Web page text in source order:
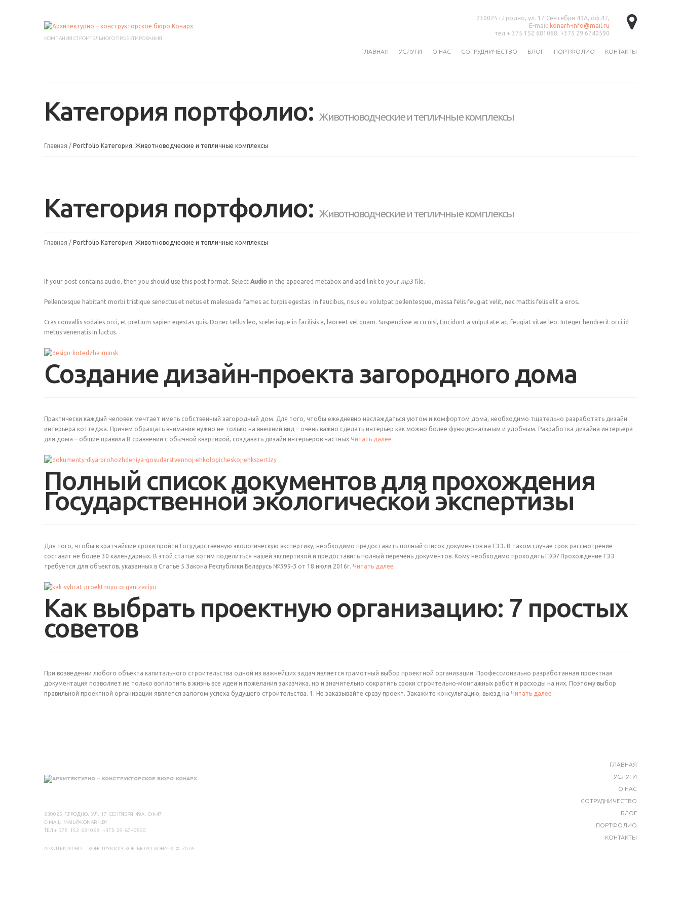
КОМПАНИЯ СТРОИТЕЛЬНОГО ПРОЕКТИРОВАНИЯ
230025 г.Гродно, ул. 17 Сентября 49А, оф.47,
E-mail: konarh-info@mail.ru
тел.+ 375 152 681068; +375 29 6740590
ГЛАВНАЯ УСЛУГИ О НАС СОТРУДНИЧЕСТВО БЛОГ ПОРТФОЛИО КОНТАКТЫ
Категория портфолио: Животноводческие и тепличные комплексы
Главная Portfolio Категория: Животноводческие и тепличные комплексы
Категория портфолио: Животноводческие и тепличные комплексы
Главная Portfolio Категория: Животноводческие и тепличные комплексы
If your post contains audio, then you should use this post format. Select Audio in the appeared metabox and add link to your mp3 file.
Pellentesque habitant morbi tristique senectus et netus et malesuada fames ac turpis egestas. In faucibus, risus eu volutpat pellentesque, massa felis feugiat velit, nec mattis felis elit a eros.
Cras convallis sodales orci, et pretium sapien egestas quis. Donec tellus leo, scelerisque in facilisis a, laoreet vel quam. Suspendisse arcu nisl, tincidunt a vulputate ac, feugiat vitae leo. Integer hendrerit orci id
metus venenatis in luctus.
Создание дизайн-проекта загородного дома
Практически каждый человек мечтает иметь собственный загородный дом. Для того, чтобы ежедневно наслаждаться уютом и комфортом дома, необходимо тщательно разработать дизайн
интерьера коттеджа. Причем обращать внимание нужно не только на внешний вид – очень важно сделать интерьер как можно более функциональным и удобным. Разработка дизайна интерьера
для дома – общие правила В сравнении с обычной квартирой, создавать дизайн интерьеров частных Читать далее
Полный список документов для прохождения
Государственной экологической экспертизы
Для того, чтобы в кратчайшие сроки пройти Государственную экологическую экспертизу, необходимо предоставить полный список документов на ГЭЭ. В таком случае срок рассмотрение
составит не более 30 календарных. В этой статье хотим поделиться нашей экспертизой и предоставить полный перечень документов. Кому необходимо проходить ГЭЭ? Прохождение ГЭЭ
требуется для объектов, указанных в Статье 5 Закона Республики Беларусь №399-З от 18 июля 2016г. Читать далее
Как выбрать проектную организацию: 7 простых
советов
При возведении любого объекта капитального строительства одной из важнейших задач является грамотный выбор проектной организации. Профессионально разработанная проектная
документация позволяет не только воплотить в жизнь все идеи и пожелания заказчика, но и значительно сократить сроки строительно-монтажных работ и расходы на них. Поэтому выбор
правильной проектной организации является залогом успеха будущего строительства. 1. Не заказывайте сразу проект. Закажите консультацию, выезд на Читать далее
230025 Г.ГРОДНО, УЛ. 17 СЕНТЯБРЯ 49А, ОФ.47,
E-MAIL: MAIL@KONARH.BY
ТЕЛ.+ 375 152 681068; +375 29 6740590
АРХИТЕКТУРНО – КОНСТРУКТОРСКОЕ БЮРО КОНАРХ © 2026
ГЛАВНАЯ
УСЛУГИ
О НАС
СОТРУДНИЧЕСТВО
БЛОГ
ПОРТФОЛИО
КОНТАКТЫ